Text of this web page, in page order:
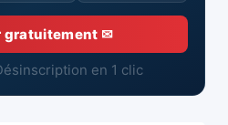
gratuitement ✉
en 1 clic